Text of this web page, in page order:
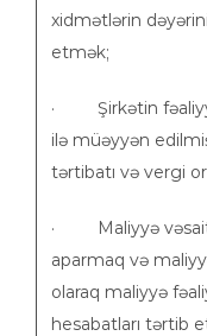
xidmətlərin
etmək;
· Şirkətin
ilə müəyyən
tərtibatı və vergi
· Maliyyə
aparmaq və
olaraq maliyyə
hesabatları tərtib